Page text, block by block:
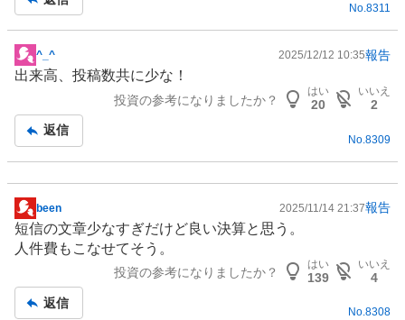
事
No.8311
掲
示
事
^_^ 2025/12/12 10:35報告
出来高、投稿数共に少な！
投資の参考になりましたか？
はい
20
いいえ
2
返信
No. 8309
掲
示
板
been 2025/11/14 21:37報告
短信の文章少なすぎだけど良い決算と思う。
人件費もこなせてそう。
投資の参考になりましたか？
はい
139
いいえ
4
返信
No.8308